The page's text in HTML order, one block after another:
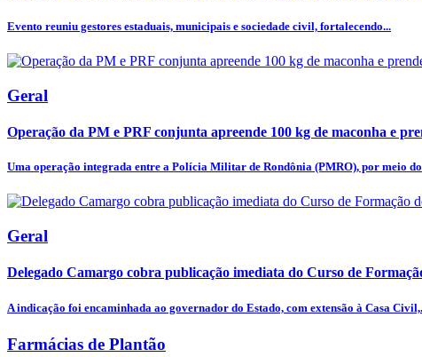
Evento reuniu gestores estaduais, municipais e sociedade civil, fortalecendo...
Geral
Operação da PM e PRF conjunta apreende 100 kg de maconha e
Uma operação integrada entre a Polícia Militar de Rondônia (PMRO), por meio
Geral
Delegado Camargo cobra publicação imediata do Curso de
A indicação foi encaminhada ao governador do Estado, com extensão à Casa
Farmácias de Plantão